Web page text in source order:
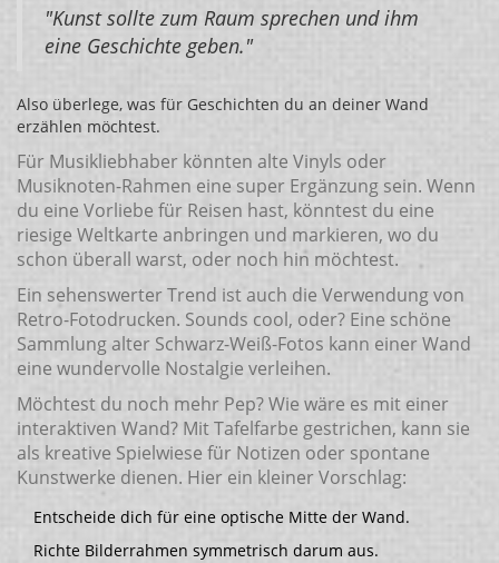
"Kunst sollte zum Raum sprechen und ihm
eine Geschichte geben."
Also überlege, was für Geschichten du an deiner Wand
erzählen möchtest.
Für Musikliebhaber könnten alte Vinyls oder
Musiknoten-Rahmen eine super Ergänzung sein. Wenn
du eine Vorliebe für Reisen hast, könntest du eine
riesige Weltkarte anbringen und markieren, wo du
schon überall warst, oder noch hin möchtest.
Ein sehenswerter Trend ist auch die Verwendung von
Retro-Fotodrucken. Sounds cool, oder? Eine schöne
Sammlung alter Schwarz-Weiß-Fotos kann einer Wand
eine wundervolle Nostalgie verleihen.
Möchtest du noch mehr Pep? Wie wäre es mit einer
interaktiven Wand? Mit Tafelfarbe gestrichen, kann sie
als kreative Spielwiese für Notizen oder spontane
Kunstwerke dienen. Hier ein kleiner Vorschlag:
Entscheide dich für eine optische Mitte der Wand.
Richte Bilderrahmen symmetrisch darum aus.